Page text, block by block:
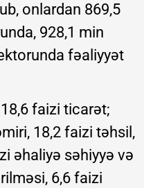
onlardan 869,5
928,1 min
fəaliyyət
faizi ticarət;
18,2 faizi təhsil,
əhaliyə səhiyyə və
6,6 faizi